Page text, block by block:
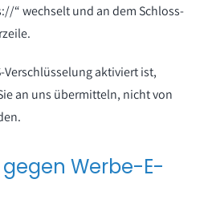
“ wechselt und an dem Schloss-
Verschlüsselung aktiviert ist,
an uns übermitteln, nicht von
Werbe-E-